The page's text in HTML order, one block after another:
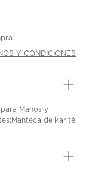
Y CONDICIONES
Manos y
de karité